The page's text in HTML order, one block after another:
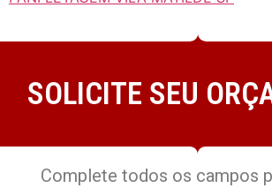
SOLICITE SEU
Complete todos os campos